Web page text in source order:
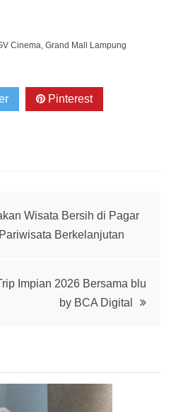
Cinema Grand Mall Lampung
Pinterest
Wisata Bersih di Pagar
Berkelanjutan
Impian 2026 Bersama blu
by BCA Digital